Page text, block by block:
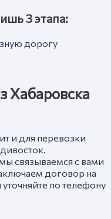
3 этапа:
дорогу
Хабаровска
и для перевозки
связываемся с вами
договор на
по телефону